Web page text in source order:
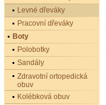
Levné dřeváky
Pracovní dřeváky
Boty
Polobotky
Sandály
Zdravotní ortopedická
obuv
Kolébková obuv